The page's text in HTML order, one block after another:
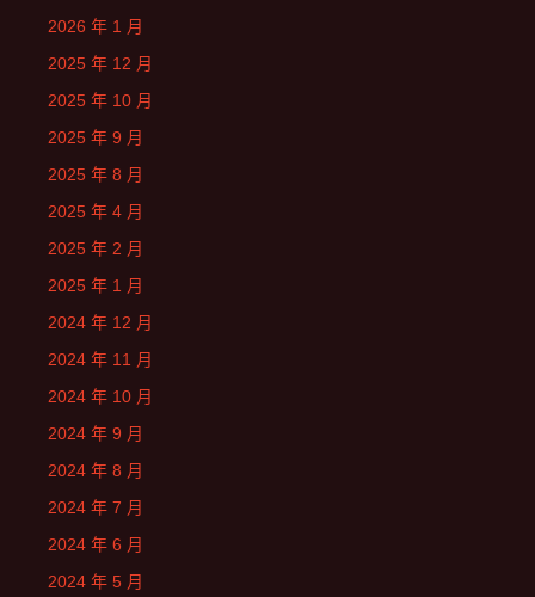
2026 年 1 月
2025 年 12 月
2025 年 10 月
2025 年 9 月
2025 年 8 月
2025 年 4 月
2025 年 2 月
2025 年 1 月
2024 年 12 月
2024 年 11 月
2024 年 10 月
2024 年 9 月
2024 年 8 月
2024 年 7 月
2024 年 6 月
2024 年 5 月